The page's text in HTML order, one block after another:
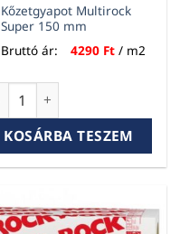
mennyiség
Kőzetgyapot Multirock
Super 150 mm
Bruttó ár:
4290 Ft / m2
Multirock
KOSÁRBA TESZEM